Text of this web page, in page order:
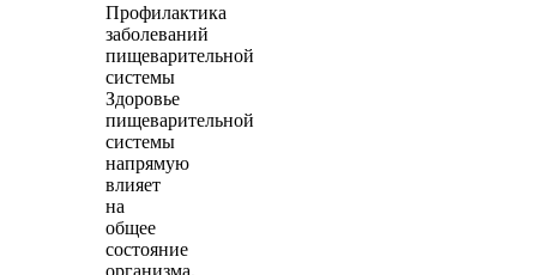
Профилактика
заболеваний
пищеварительной
системы
Здоровье
пищеварительной
системы
напрямую
влияет
на
общее
состояние
организма,